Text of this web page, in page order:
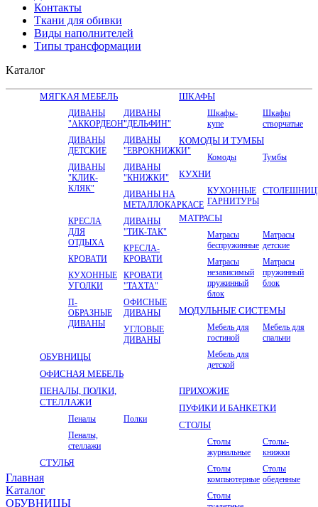
Контакты
Ткани для обивки
Виды наполнителей
Типы трансформации
Kаталог
МЯГКАЯ МЕБЕЛЬ
ДИВАНЫ
"АККОРДЕОН"
ДИВАНЫ
"ДЕЛЬФИН"
ДИВАНЫ
ДЕТСКИЕ
ДИВАНЫ
"ЕВРОКНИЖКИ"
ДИВАНЫ
"КЛИК-
КЛЯК"
ДИВАНЫ
"КНИЖКИ"
ДИВАНЫ НА
МЕТАЛЛОКАРКАСЕ
ДИВАНЫ
"ТИК-ТАК"
КРЕСЛА
ДЛЯ
ОТДЫХА
КРЕСЛА-
КРОВАТИ
КРОВАТИ
КРОВАТИ
"ТАХТА"
КУХОННЫЕ
УГОЛКИ
ОФИСНЫЕ
ДИВАНЫ
П-
ОБРАЗНЫЕ
ДИВАНЫ
УГЛОВЫЕ
ДИВАНЫ
ШКАФЫ
Шкафы-
купе
Шкафы
створчатые
КОМОДЫ И ТУМБЫ
Комоды Тумбы
КУХНИ
КУХОННЫЕ
ГАРНИТУРЫ
МАТРАСЫ
Матрасы
беспружинные
Матрасы
детские
Матрасы
независимый
пружинный
блок
Матрасы
пружинный
блок
МОДУЛЬНЫЕ СИСТЕМЫ
Мебель для
гостиной
Мебель для
спальни
Мебель для
детской
ОБУВНИЦЫ
ОФИСНАЯ МЕБЕЛЬ
ПЕНАЛЫ, ПОЛКИ,
СТЕЛЛАЖИ
Пеналы
Полки
Пеналы,
стеллажи
ПРИХОЖИЕ
ПУФИКИ И БАНКЕТКИ
СТОЛЫ
Столы
журнальные
Столы-
книжки
Столы
компьютерные
Столы
обеденные
Столы
СТУЛЬЯ
Главная
Kаталог
ОБУВНИЦЫ